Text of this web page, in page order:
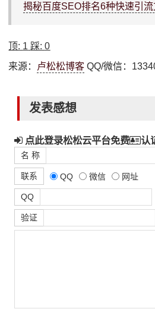
揭秘百度SEO排名6种快速引流
顶: 1 踩:0
来源： 卢松松博客 QQ/微信：
发表感想
点此登录松松云平台免费 认
名 称
联系 QQ 微信 网址
QQ
验证